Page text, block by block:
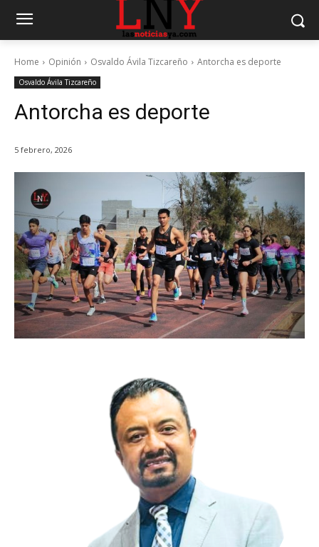
Home Opinión Osvaldo Ávila Tizcareño Antorcha es deporte
Osvaldo Ávila Tizcareño
Antorcha es deporte
5 febrero, 2026